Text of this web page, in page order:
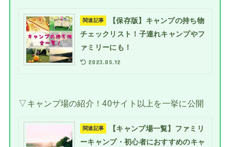
関連記事
【保存版】キャンプの持ち物
チェックリスト！子連れキャンプやフ
ァミリーにも！
2023.05.12
▽キャンプ場の紹介！40サイト以上を一挙に公開
関連記事
【キャンプ場一覧】ファミリ
ーキャンプ・初心者におすすめのキャ